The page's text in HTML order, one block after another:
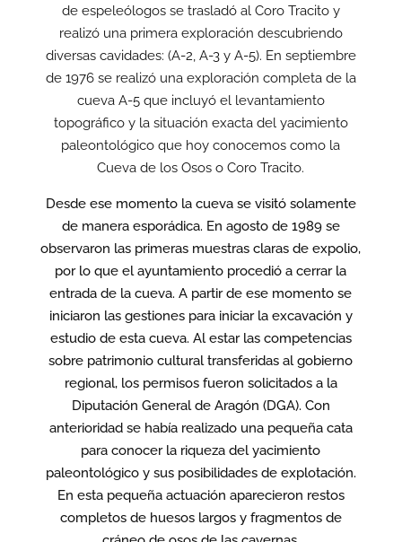
de espeleólogos se trasladó al Coro Tracito y
realizó una primera exploración descubriendo
diversas cavidades: (A-2, A-3 y A-5). En septiembre
de 1976 se realizó una exploración completa de la
cueva A-5 que incluyó el levantamiento
topográfico y la situación exacta del yacimiento
paleontológico que hoy conocemos como la
Cueva de los Osos o Coro Tracito.
Desde ese momento la cueva se visitó solamente
de manera esporádica. En agosto de 1989 se
observaron las primeras muestras claras de expolio,
por lo que el ayuntamiento procedió a cerrar la
entrada de la cueva. A partir de ese momento se
iniciaron las gestiones para iniciar la excavación y
estudio de esta cueva. Al estar las competencias
sobre patrimonio cultural transferidas al gobierno
regional, los permisos fueron solicitados a la
Diputación General de Aragón (DGA). Con
anterioridad se había realizado una pequeña cata
para conocer la riqueza del yacimiento
paleontológico y sus posibilidades de explotación.
En esta pequeña actuación aparecieron restos
completos de huesos largos y fragmentos de